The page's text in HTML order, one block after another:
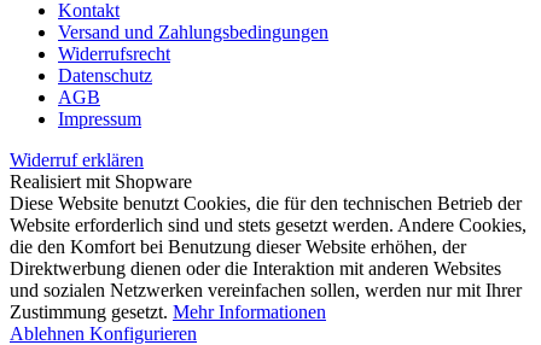
Kontakt
Versand und Zahlungsbedingungen
Widerrufsrecht
Datenschutz
AGB
Impressum
Widerruf erklären
Realisiert mit Shopware
Diese Website benutzt Cookies, die für den technischen Betrieb der
Website erforderlich sind und stets gesetzt werden. Andere Cookies,
die den Komfort bei Benutzung dieser Website erhöhen, der
Direktwerbung dienen oder die Interaktion mit anderen Websites
und sozialen Netzwerken vereinfachen sollen, werden nur mit Ihrer
Zustimmung gesetzt. Mehr Informationen
Ablehnen Konfigurieren